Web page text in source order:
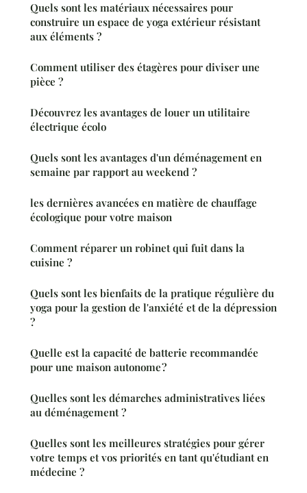
Quels sont les matériaux nécessaires pour
construire un espace de yoga extérieur résistant
aux éléments ?
Comment utiliser des étagères pour diviser une
pièce ?
Découvrez les avantages de louer un utilitaire
électrique écolo
Quels sont les avantages d'un déménagement en
semaine par rapport au weekend ?
les dernières avancées en matière de chauffage
écologique pour votre maison
Comment réparer un robinet qui fuit dans la
cuisine ?
Quels sont les bienfaits de la pratique régulière du
yoga pour la gestion de l'anxiété et de la dépression
?
Quelle est la capacité de batterie recommandée
pour une maison autonome ?
Quelles sont les démarches administratives liées
au déménagement ?
Quelles sont les meilleures stratégies pour gérer
votre temps et vos priorités en tant qu'étudiant en
médecine ?